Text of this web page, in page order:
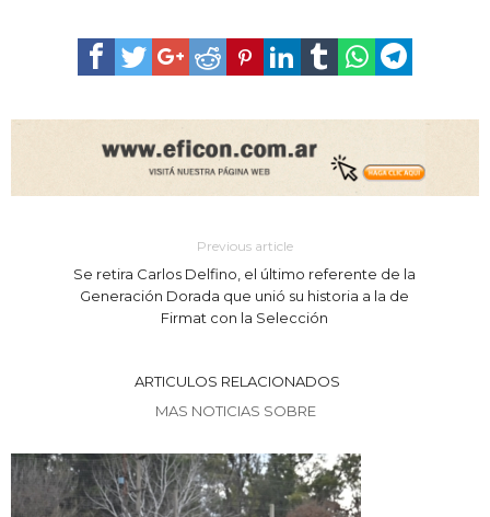
Previous article
Se retira Carlos Delfino, el último referente de la
Generación Dorada que unió su historia a la de
Firmat con la Selección
ARTICULOS RELACIONADOS
MAS NOTICIAS SOBRE